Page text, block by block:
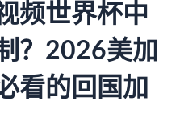
频世界杯中
？2026美加
看的回国加